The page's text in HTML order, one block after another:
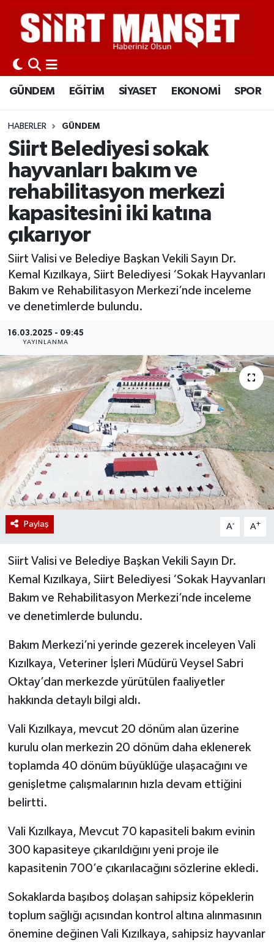
GÜNDEM EĞİTİM SİYASET EKONOMİ SPOR
HABERLER GÜNDEM
Siirt Belediyesi sokak
hayvanları bakım ve
rehabilitasyon merkezi
kapasitesini iki katına
çıkarıyor
Siirt Valisi ve Belediye Başkan Vekili Sayın Dr.
Kemal Kızılkaya, Siirt Belediyesi ‘Sokak Hayvanları
Bakım ve Rehabilitasyon Merkezi’nde inceleme
ve denetimlerde bulundu.
16.03.2025 - 09:45
YAYINLANMA
Paylaş A- A+
Siirt Valisi ve Belediye Başkan Vekili Sayın Dr.
Kemal Kızılkaya, Siirt Belediyesi ‘Sokak Hayvanları
Bakım ve Rehabilitasyon Merkezi’nde inceleme
ve denetimlerde bulundu.
Bakım Merkezi’ni yerinde gezerek inceleyen Vali
Kızılkaya, Veteriner İşleri Müdürü Veysel Sabri
Oktay’dan merkezde yürütülen faaliyetler
hakkında detaylı bilgi aldı.
Vali Kızılkaya, mevcut 20 dönüm alan üzerine
kurulu olan merkezin 20 dönüm daha eklenerek
toplamda 40 dönüm büyüklüğe ulaşacağını ve
genişletme çalışmalarının hızla devam ettiğini
belirtti.
Vali Kızılkaya, Mevcut 70 kapasiteli bakım evinin
300 kapasiteye çıkarıldığını yeni proje ile
kapasitenin 700’e çıkarılacağını sözlerine ekledi.
Sokaklarda başıboş dolaşan sahipsiz köpeklerin
toplum sağlığı açısından kontrol altına alınmasının
önemine değinen Vali Kızılkaya, sahipsiz hayvanlar
GÜNDEM
EĞİTİM
SİYASET
EKONOMİ
SPOR
İLÇELER
KÜLTÜR-SANAT
SAĞLIK-YAŞAM
Siirt Nöbetçi Eczaneler
Siirt Hava Durumu
Siirt Namaz Vakitleri
Siirt Trafik Yoğunluk Haritası
Süper Lig Puan Durumu ve Fikstür
Tüm Manşetler
Son Dakika Haberleri
Haber Arşivi